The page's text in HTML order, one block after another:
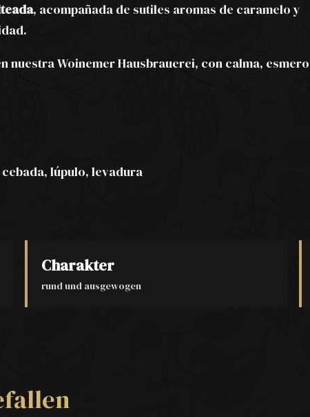
, acompañada de sutiles aromas de caramelo y
nuestra Woinemer Hausbrauerei, con calma, esmero
lúpulo, levadura
Charakter
rund und ausgewogen